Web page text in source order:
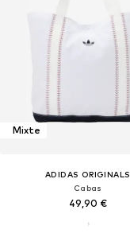
Mixte
ADIDAS ORIGINALS
Cabas
49,90 €